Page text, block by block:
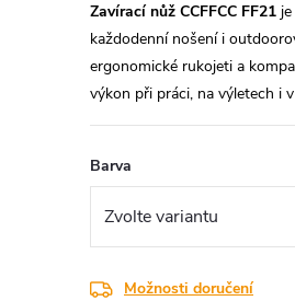
Zavírací nůž CCFFCC FF21
každodenní nošení i
ergonomické rukojeti a
výkon při práci, na výletech i
Barva
Možnosti doručení